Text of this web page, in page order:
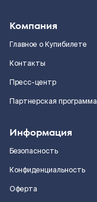
Компания
Главное о Купибилете
Контакты
Пресс-центр
Партнерская программа
Информация
Безопасность
Конфиденциальность
Оферта